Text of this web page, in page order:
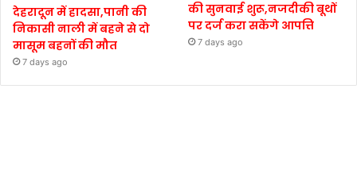
देहरादून में हादसा,पानी की
निकासी नाली में बहने से दो
मासूम बहनों की मौत
7 days ago
की सुनवाई शुरू,नजदीकी बूथों
पर दर्ज करा सकेंगे आपत्ति
7 days ago